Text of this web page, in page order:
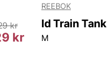
kr
kr
REEBOK
Id Train Tank
M